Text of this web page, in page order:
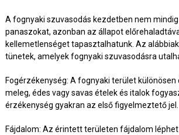
A fognyaki szuvasodás kezdetben nem
panaszokat, azonban az állapot
kellemetlenséget tapasztalhatunk. Az
tünetek, amelyek fognyaki szuvasodásra
Fogérzékenység: A fognyaki terület különösen
meleg, édes vagy savas ételek és italok
érzékenység gyakran az első figyelmeztető jel.
Fájdalom: Az érintett területen fájdalom